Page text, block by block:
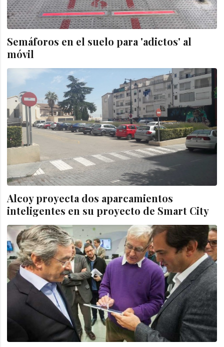
Semáforos en el suelo para 'adictos' al
móvil
Alcoy proyecta dos aparcamientos
inteligentes en su proyecto de Smart City